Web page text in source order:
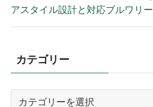
アスタイル設計と対応ブルワリー
カテゴリー